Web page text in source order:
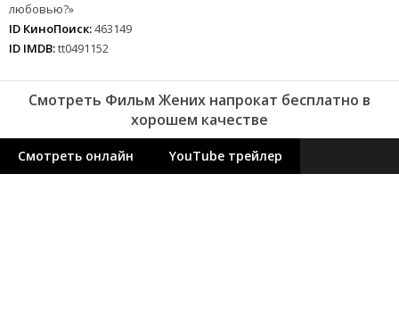
любовью?»
ID КиноПоиск:463149
ID IMDB:tt0491152
Смотреть Фильм Жених напрокат бесплатно в
хорошем качестве
Смотреть онлайн YouTube трейлер